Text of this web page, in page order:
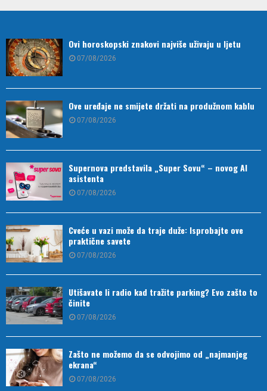
Ovi horoskopski znakovi najviše uživaju u ljetu
07/08/2026
Ove uređaje ne smijete držati na produžnom kablu
07/08/2026
Supernova predstavila „Super Sovu“ – novog AI
asistenta
07/08/2026
Cveće u vazi može da traje duže: Isprobajte ove
praktične savete
07/08/2026
Utišavate li radio kad tražite parking? Evo zašto to
činite
07/08/2026
Zašto ne možemo da se odvojimo od „najmanjeg
ekrana“
07/08/2026